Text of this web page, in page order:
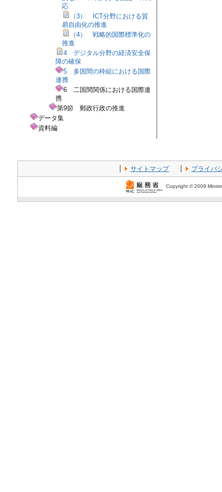
応
（3） ICT分野における貿
易自由化の推進
（4） 戦略的国際標準化の
推進
4 デジタル分野の経済安全保
障の確保
5 多国間の枠組における国際
連携
6 二国間関係における国際連
携
第9節 郵政行政の推進
データ集
資料編
サイトマップ プライバ
Copyright © 2009